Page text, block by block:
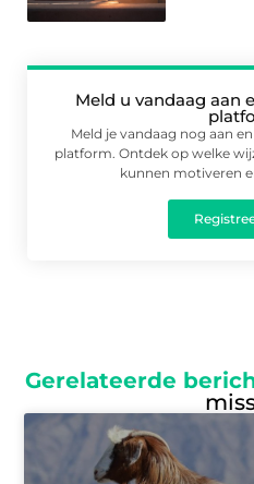
Meld u vandaag aan
Meld je vandaag nog aan
platform. Ontdek op welke
kunnen motiveren
Gerelateerde